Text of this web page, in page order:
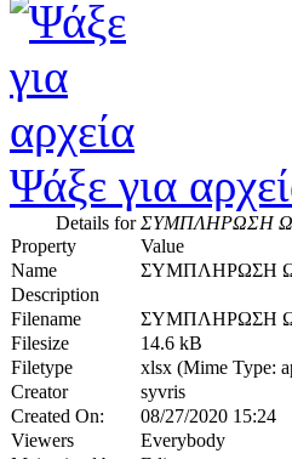
Ψάξε για
Details forΣΥΜΠΛΗΡΩΣΗ
Property
Value
Name
ΣΥΜΠΛΗΡΩΣΗ
Description
Filename
ΣΥΜΠΛΗΡΩΣΗ
Filesize
14.6 kB
Filetype
xlsx (Mime Type:
Creator
syvris
Created On:
08/27/2020 15:24
Viewers
Everybody